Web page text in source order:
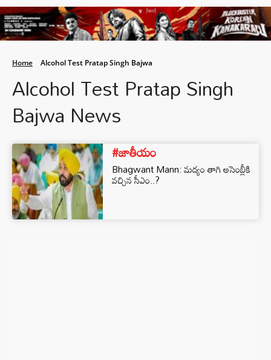
Home Alcohol Test Pratap Singh Bajwa
Alcohol Test Pratap Singh
Bajwa News
#జాతీయం
Bhagwant Mann: మద్యం తాగి అసెంబ్లీకి
వచ్చిన సీఎం..?